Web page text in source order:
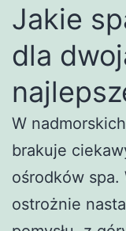
Jakie
dla
W
brakuje
ośrodków
ostrożnie